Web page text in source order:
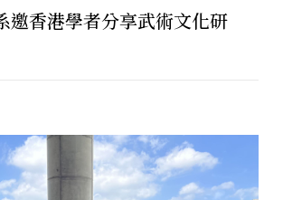
邀香港學者分享武術文化研